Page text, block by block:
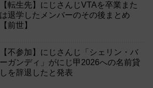
【転生先】にじさんじVTAを卒業また
は退学したメンバーのその後まとめ
【前世】
【不参加】にじさんじ「シェリン・バ
ーガンディ」がにじ甲2026への名前貸
しを辞退したと発表